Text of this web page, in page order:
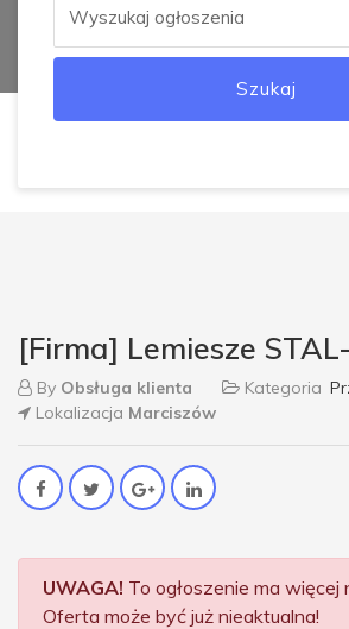
Szukaj
[Firma] Lemiesze
By Obsługa klienta Kategoria
Lokalizacja Marciszów
UWAGA! To ogłoszenie ma więcej
Oferta może być już nieaktualna!